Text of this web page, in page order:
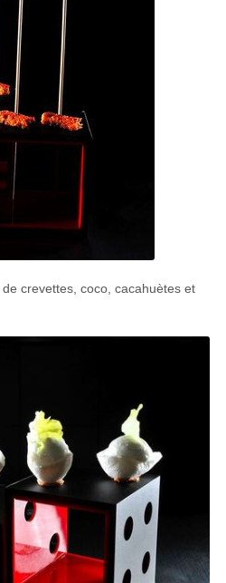
crevettes, coco, cacahuètes et